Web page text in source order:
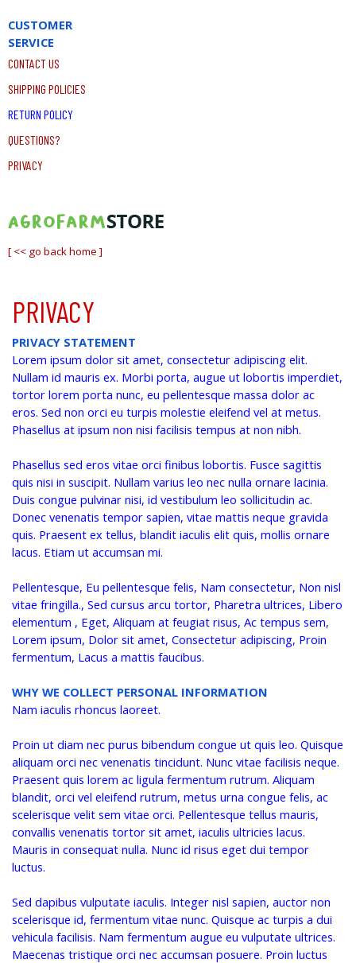
CUSTOMER
SERVICE
CONTACT US
SHIPPING POLICIES
RETURN POLICY
QUESTIONS?
PRIVACY
[ << go back home ]
PRIVACY
PRIVACY STATEMENT
Lorem ipsum dolor sit amet, consectetur adipiscing elit.
Nullam id mauris ex. Morbi porta, augue ut lobortis imperdiet,
tortor lorem porta nunc, eu pellentesque massa dolor ac
eros. Sed non orci eu turpis molestie eleifend vel at metus.
Phasellus at ipsum non nisi facilisis tempus at non nibh.
Phasellus sed eros vitae orci finibus lobortis. Fusce sagittis
quis nisi in suscipit. Nullam varius leo nec nulla ornare lacinia.
Duis congue pulvinar nisi, id vestibulum leo sollicitudin ac.
Donec venenatis tempor sapien, vitae mattis neque gravida
quis. Praesent ex tellus, blandit iaculis elit quis, mollis ornare
lacus. Etiam ut accumsan mi.
Pellentesque, Eu pellentesque felis, Nam consectetur, Non nisl
vitae fringilla., Sed cursus arcu tortor, Pharetra ultrices, Libero
elementum , Eget, Aliquam at feugiat risus, Ac tempus sem,
Lorem ipsum, Dolor sit amet, Consectetur adipiscing, Proin
fermentum, Lacus a mattis faucibus.
WHY WE COLLECT PERSONAL INFORMATION
Nam iaculis rhoncus laoreet.
Proin ut diam nec purus bibendum congue ut quis leo. Quisque
aliquam orci nec venenatis tincidunt. Nunc vitae facilisis neque.
Praesent quis lorem ac ligula fermentum rutrum. Aliquam
blandit, orci vel eleifend rutrum, metus urna congue felis, ac
scelerisque velit sem vitae orci. Pellentesque tellus mauris,
convallis venenatis tortor sit amet, iaculis ultricies lacus.
Mauris in consequat nulla. Nunc id risus eget dui tempor
luctus.
Sed dapibus vulputate iaculis. Integer nisl sapien, auctor non
scelerisque id, fermentum vitae nunc. Quisque ac turpis a dui
vehicula facilisis. Nam fermentum augue eu vulputate ultrices.
Maecenas tristique orci nec accumsan posuere. Proin luctus